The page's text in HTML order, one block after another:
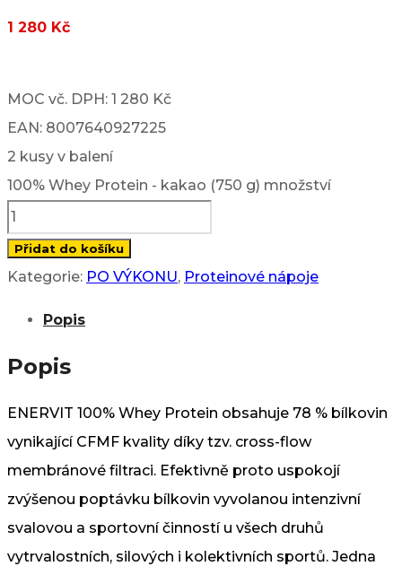
1 280 Kč
MOC vč. DPH: 1 280 Kč
EAN: 8007640927225
2 kusy v balení
100% Whey Protein - kakao (750 g) množství
Přidat do košíku
Kategorie: PO VÝKONU, Proteinové nápoje
Popis
Popis
ENERVIT 100% Whey Protein obsahuje 78 % bílkovin
vynikající CFMF kvality díky tzv. cross-flow
membránové filtraci. Efektivně proto uspokojí
zvýšenou poptávku bílkovin vyvolanou intenzivní
svalovou a sportovní činností u všech druhů
vytrvalostních, silových i kolektivních sportů. Jedna